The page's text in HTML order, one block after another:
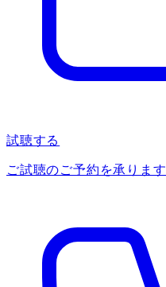
試聴する
ご試聴のご予約を承ります